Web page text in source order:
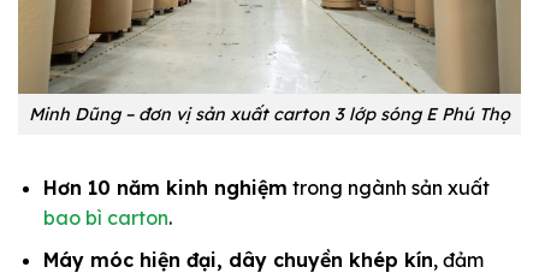
Minh Dũng – đơn vị sản xuất carton 3 lớp sóng E Phú Thọ
Hơn 10 năm kinh nghiệm trong ngành sản xuất
bao bì carton.
Máy móc hiện đại, dây chuyền khép kín, đảm